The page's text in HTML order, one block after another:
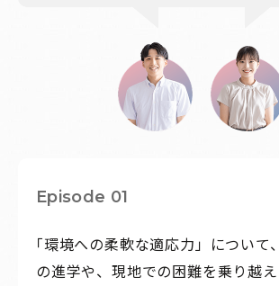
Episode 01
「環境への柔軟な適応力」について
の進学や、現地での困難を乗り越